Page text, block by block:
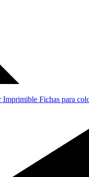
Imprimible Fichas para